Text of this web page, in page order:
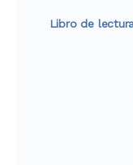
Libro de